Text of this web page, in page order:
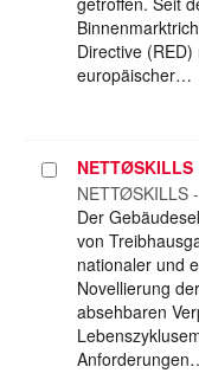
Directive
europäischer…
Projekt
auswählen
NETTØSKILLS
NETTØSKILLS
Der
von
nationaler und
Novellierung
absehbaren